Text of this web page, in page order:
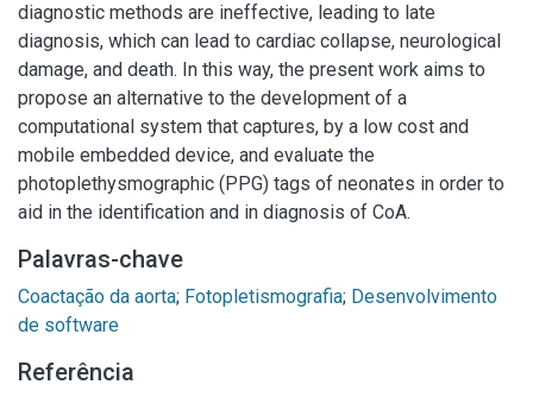
diagnostic methods are ineffective, leading to late
diagnosis, which can lead to cardiac collapse, neurological
damage, and death. In this way, the present work aims to
propose an alternative to the development of a
computational system that captures, by a low cost and
mobile embedded device, and evaluate the
photoplethysmographic (PPG) tags of neonates in order to
aid in the identification and in diagnosis of CoA.
Palavras-chave
Coactação da aorta; Fotopletismografia; Desenvolvimento
de software
Referência